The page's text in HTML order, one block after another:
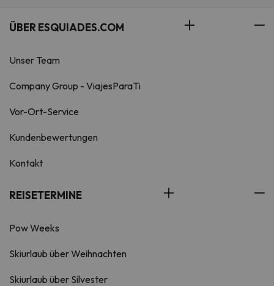
ÜBER ESQUIADES.COM
Unser Team
Company Group - ViajesParaTi
Vor-Ort-Service
Kundenbewertungen
Kontakt
REISETERMINE
Pow Weeks
Skiurlaub über Weihnachten
Skiurlaub über Silvester